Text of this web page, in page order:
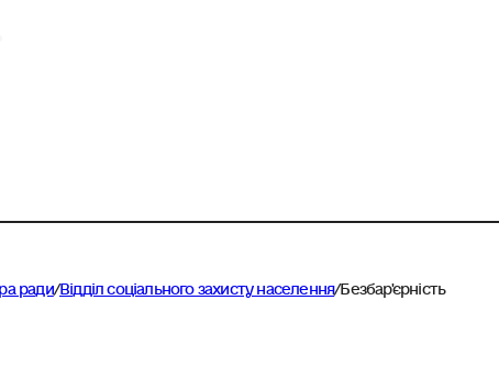
ради/Відділ соціального захисту населення/Безбар'єрність